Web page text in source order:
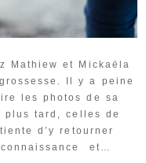
Mathiew et Mickaëla
Il y a peine
les photos de sa
plus tard, celles de
d’y retourner
et…